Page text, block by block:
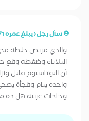
سأل رجل (يبلغ عمره 71 سنة)
والدي مريض جلطه
الثلاثاء وضغطه وقع
أن البوتاسيوم قليل
واحده ينام وقجأة
وحاجات غريبه هل ده